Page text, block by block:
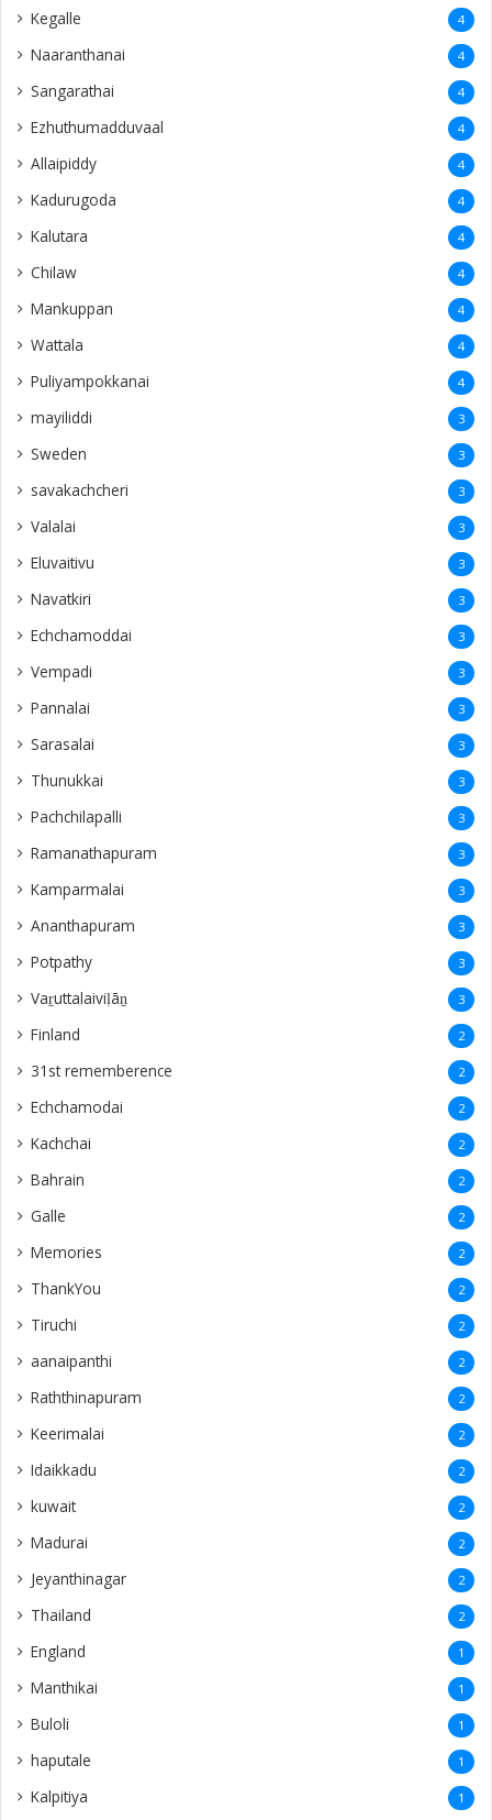
Kegalle 4
Naaranthanai 4
Sangarathai 4
Ezhuthumadduvaal 4
Allaipiddy 4
Kadurugoda 4
Kalutara 4
Chilaw 4
Mankuppan 4
Wattala 4
Puliyampokkanai 4
mayiliddi 3
Sweden 3
savakachcheri 3
Valalai 3
Eluvaitivu 3
Navatkiri 3
Echchamoddai 3
Vempadi 3
Pannalai 3
Sarasalai 3
Thunukkai 3
Pachchilapalli 3
Ramanathapuram 3
Kamparmalai 3
Ananthapuram 3
‎Potpathy 3
Vaṟuttalaiviḷāṉ 3
Finland 2
31st rememberence 2
Echchamodai 2
Kachchai 2
Bahrain 2
Galle 2
Memories 2
ThankYou 2
Tiruchi 2
aanaipanthi 2
Raththinapuram 2
Keerimalai 2
Idaikkadu 2
kuwait 2
Madurai 2
Jeyanthinagar 2
Thailand 2
England 1
Manthikai 1
Buloli 1
haputale 1
Kalpitiya 1